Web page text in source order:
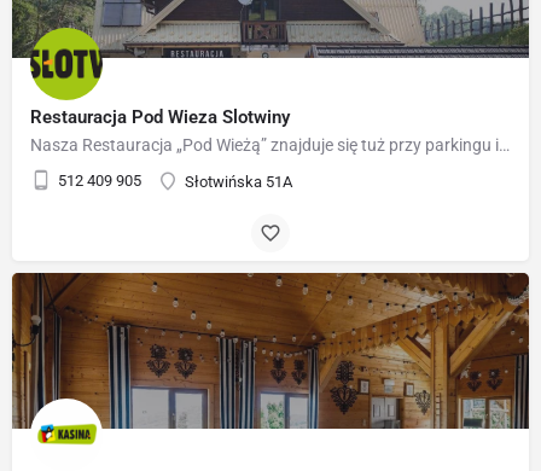
Restauracja Pod Wieza Slotwiny
Nasza Restauracja „Pod Wieżą” znajduje się tuż przy parkingu i dolnej stacji kolei linowej Słotwiny Arena. Z…
512 409 905 Słotwińska 51A